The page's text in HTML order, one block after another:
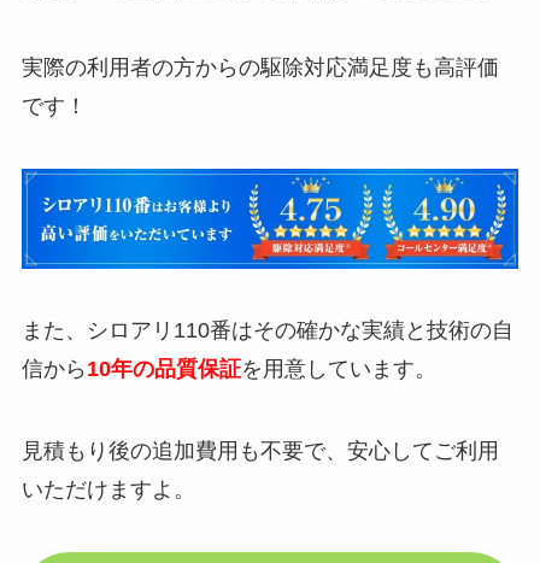
実際の利用者の方からの駆除対応満足度も高評価
です！
また、シロアリ110番はその確かな実績と技術の自
信から 10年の品質保証を用意しています。
見積もり後の追加費用も不要で、安心してご利用
いただけますよ。